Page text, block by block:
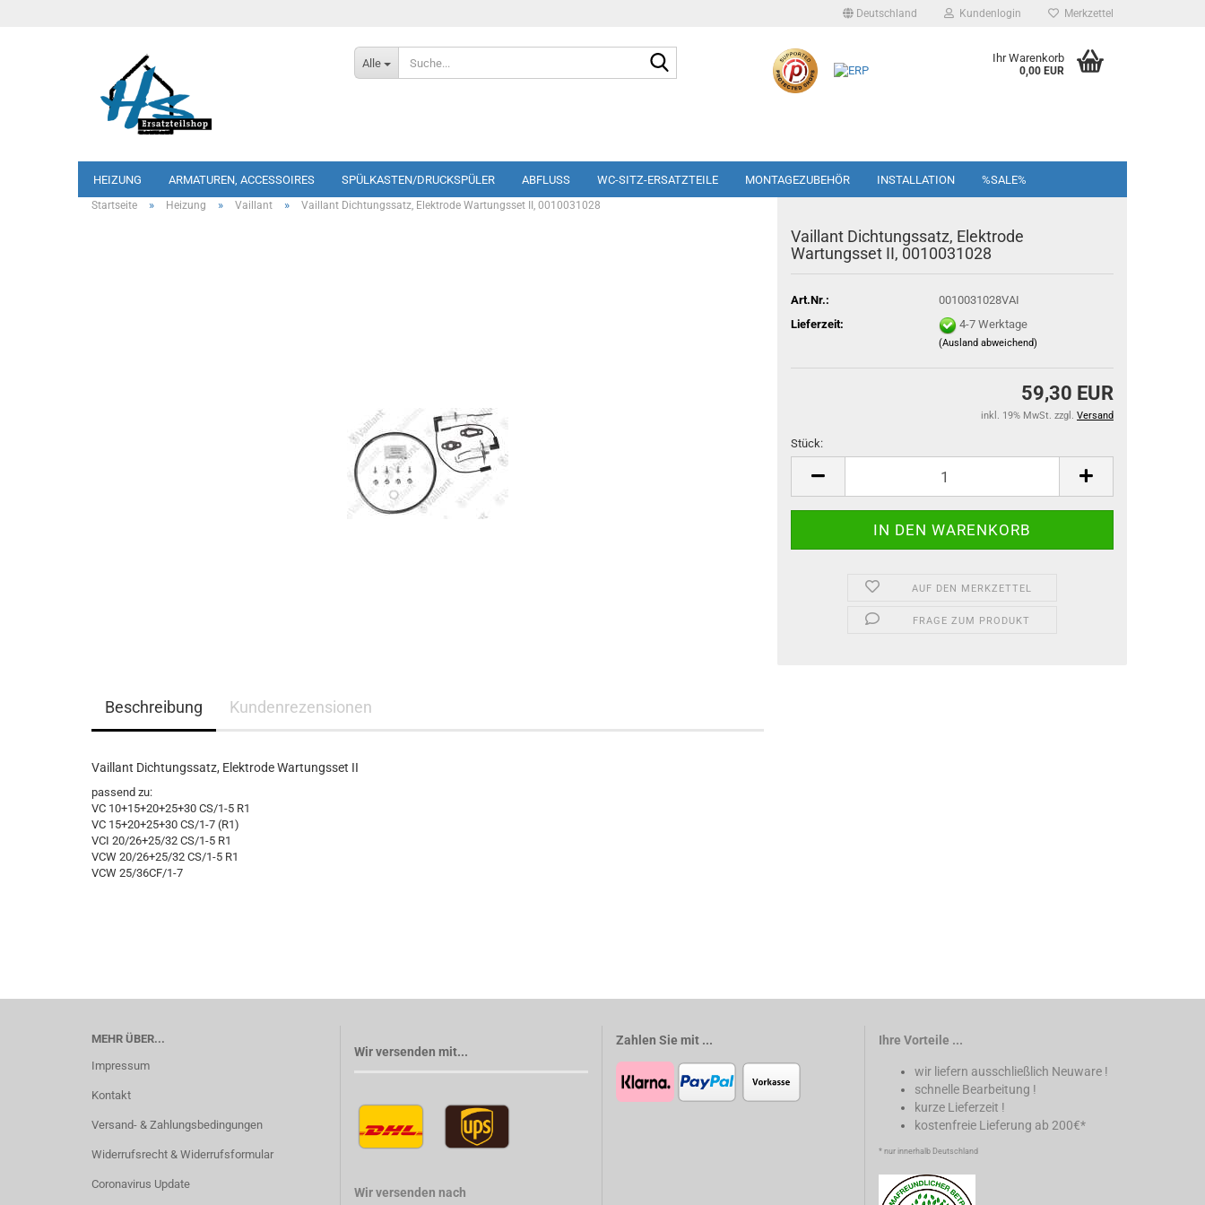
Deutschland Kundenlogin Merkzettel
Alle Ihr Warenkorb
0,00 EUR
HEIZUNG ARMATUREN, ACCESSOIRES SPÜLKASTEN/DRUCKSPÜLER ABFLUSS WC-SITZ-ERSATZTEILE MONTAGEZUBEHÖR INSTALLATION %SALE%
Startseite » Heizung » Vaillant » Vaillant Dichtungssatz, Elektrode Wartungsset II, 0010031028
Vaillant Dichtungssatz, Elektrode
Wartungsset II, 0010031028
Art.Nr.:
0010031028VAI
Lieferzeit:
4-7 Werktage
(Ausland abweichend)
59,30 EUR
inkl. 19% MwSt. zzgl. Versand
Stück:
Stück
AUF DEN MERKZETTEL
FRAGE ZUM PRODUKT
Beschreibung Kundenrezensionen
Vaillant Dichtungssatz, Elektrode Wartungsset II
passend zu:
VC 10+15+20+25+30 CS/1-5 R1
VC 15+20+25+30 CS/1-7 (R1)
VCI 20/26+25/32 CS/1-5 R1
VCW 20/26+25/32 CS/1-5 R1
VCW 25/36CF/1-7
MEHR ÜBER...
Impressum
Kontakt
Versand- & Zahlungsbedingungen
Widerrufsrecht & Widerrufsformular
Coronavirus Update
Wir versenden mit...
Wir versenden nach
Zahlen Sie mit ... Ihre Vorteile ...
wir liefern ausschließlich Neuware !
schnelle Bearbeitung !
kurze Lieferzeit !
kostenfreie Lieferung ab 200€*
* nur innerhalb Deutschland